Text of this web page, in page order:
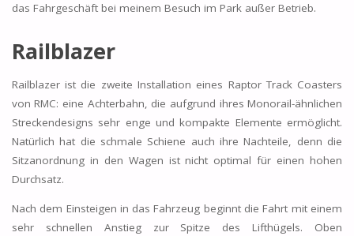
das Fahrgeschäft bei meinem Besuch im Park außer Betrieb.
Railblazer
Railblazer ist die zweite Installation eines Raptor Track Coasters
von RMC: eine Achterbahn, die aufgrund ihres Monorail-ähnlichen
Streckendesigns sehr enge und kompakte Elemente ermöglicht.
Natürlich hat die schmale Schiene auch ihre Nachteile, denn die
Sitzanordnung in den Wagen ist nicht optimal für einen hohen
Durchsatz.
Nach dem Einsteigen in das Fahrzeug beginnt die Fahrt mit einem
sehr schnellen Anstieg zur Spitze des Lifthügels. Oben